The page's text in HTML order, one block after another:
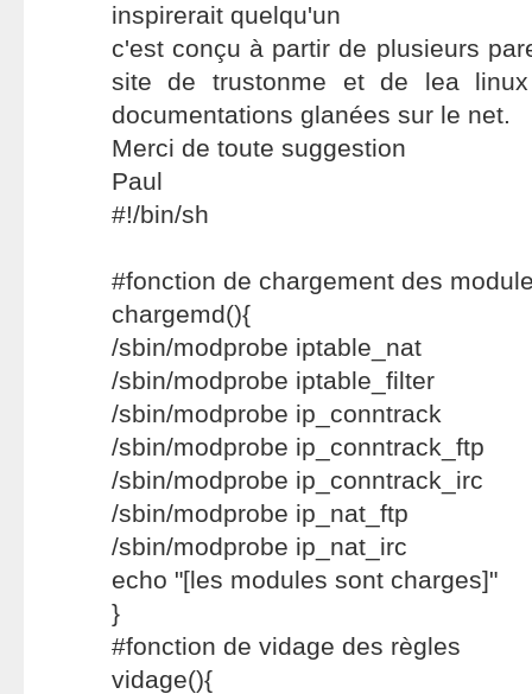
inspirerait quelqu'un
c'est conçu à partir de plusieurs
site de trustonme et de lea
documentations glanées sur le net.
Merci de toute suggestion
Paul
#!/bin/sh
#fonction de chargement des
chargemd(){
/sbin/modprobe iptable_nat
/sbin/modprobe iptable_filter
/sbin/modprobe ip_conntrack
/sbin/modprobe ip_conntrack_ftp
/sbin/modprobe ip_conntrack_irc
/sbin/modprobe ip_nat_ftp
/sbin/modprobe ip_nat_irc
echo "[les modules sont charges]"
}
#fonction de vidage des règles
vidage(){